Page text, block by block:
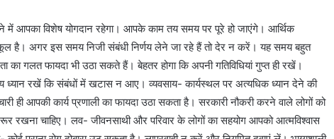
में आपका विशेष योगदान रहेगा। आपके काम तय समय पर पूरे हो जाएंगे। आर्थिक
है। अगर इस समय निजी संबंधी निर्णय लेने जा रहे हैं तो देर न करें। यह समय बहुत
का गलत फायदा भी उठा सकते हैं। बेहतर होगा कि अपनी गतिविधियां गुप्त ही रखें।
रखें कि संबंधों में खटास न आए। व्यवसाय- कार्यस्थल पर अत्यधिक ध्यान देने की
ही आपकी कार्य प्रणाली का फायदा उठा सकता है। सरकारी नौकरी करने वाले लोगों को
रखना चाहिए। लव- जीवनसाथी और परिवार के लोगों का सहयोग आपको आत्मविश्वास